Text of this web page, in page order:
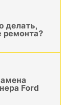
делать,
ремонта?
Ford